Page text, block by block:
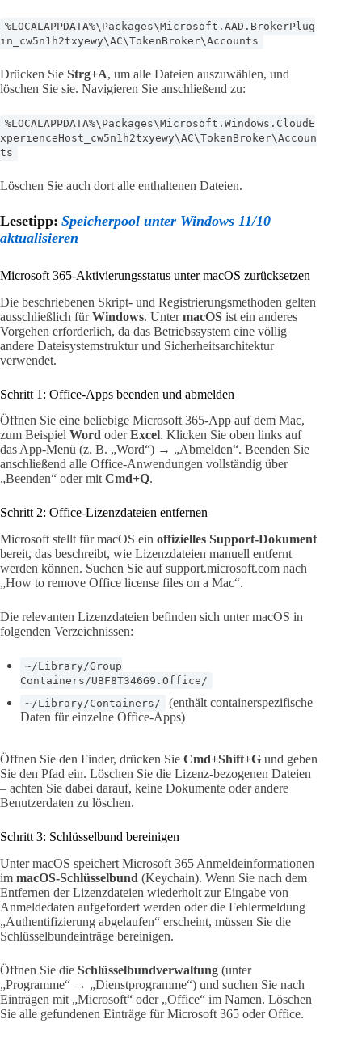
%LOCALAPPDATA%\Packages\Microsoft.AAD.BrokerPlug
in_cw5n1h2txyewy\AC\TokenBroker\Accounts
Drücken Sie Strg+A, um alle Dateien auszuwählen, und
löschen Sie sie. Navigieren Sie anschließend zu:
%LOCALAPPDATA%\Packages\Microsoft.Windows.CloudE
xperienceHost_cw5n1h2txyewy\AC\TokenBroker\Accoun
ts
Löschen Sie auch dort alle enthaltenen Dateien.
Lesetipp: Speicherpool unter Windows 11/10
aktualisieren
Microsoft 365-Aktivierungsstatus unter macOS zurücksetzen
Die beschriebenen Skript- und Registrierungsmethoden gelten
ausschließlich fürWindows. UntermacOS ist ein anderes
Vorgehen erforderlich, da das Betriebssystem eine völlig
andere Dateisystemstruktur und Sicherheitsarchitektur
verwendet.
Schritt 1: Office-Apps beenden und abmelden
Öffnen Sie eine beliebige Microsoft 365-App auf dem Mac,
zum Beispiel Word oderExcel. Klicken Sie oben links auf
das App-Menü (z. B. „Word“) → „Abmelden“. Beenden Sie
anschließend alle Office-Anwendungen vollständig über
„Beenden“ oder mitCmd+Q.
Schritt 2: Office-Lizenzdateien entfernen
Microsoft stellt für macOS ein offizielles Support-Dokument
bereit, das beschreibt, wie Lizenzdateien manuell entfernt
werden können. Suchen Sie auf support.microsoft.com nach
„How to remove Office license files on a Mac“.
Die relevanten Lizenzdateien befinden sich unter macOS in
folgenden Verzeichnissen:
~/Library/Group
Containers/UBF8T346G9.Office/
~/Library/Containers/
(enthält containerspezifische
Daten für einzelne Office-Apps)
Öffnen Sie den Finder, drücken Sie Cmd+Shift+G und geben
Sie den Pfad ein. Löschen Sie die Lizenz-bezogenen Dateien
– achten Sie dabei darauf, keine Dokumente oder andere
Benutzerdaten zu löschen.
Schritt 3: Schlüsselbund bereinigen
Unter macOS speichert Microsoft 365 Anmeldeinformationen
im macOS-Schlüsselbund (Keychain). Wenn Sie nach dem
Entfernen der Lizenzdateien wiederholt zur Eingabe von
Anmeldedaten aufgefordert werden oder die Fehlermeldung
„Authentifizierung abgelaufen“ erscheint, müssen Sie die
Schlüsselbundeinträge bereinigen.
Öffnen Sie die Schlüsselbundverwaltung (unter
„Programme“ → „Dienstprogramme“) und suchen Sie nach
Einträgen mit „Microsoft“ oder „Office“ im Namen. Löschen
Sie alle gefundenen Einträge für Microsoft 365 oder Office.